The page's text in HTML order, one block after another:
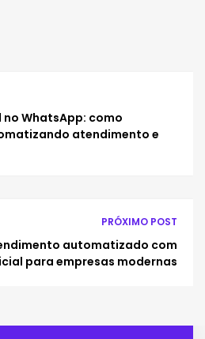
WhatsApp: como
atendimento e
PRÓXIMO POST
automatizado com
para empresas modernas